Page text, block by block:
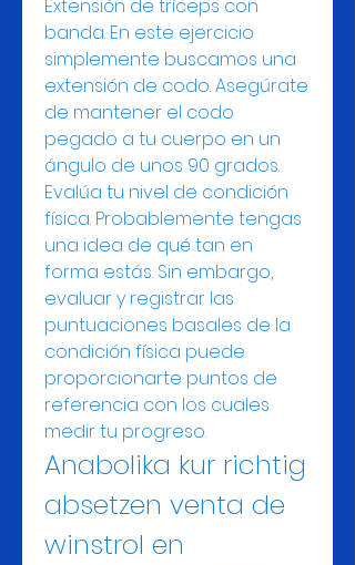
Extensión de tríceps con
banda. En este ejercicio
simplemente buscamos una
extensión de codo. Asegúrate
de mantener el codo
pegado a tu cuerpo en un
ángulo de unos 90 grados.
Evalúa tu nivel de condición
física. Probablemente tengas
una idea de qué tan en
forma estás. Sin embargo,
evaluar y registrar las
puntuaciones basales de la
condición física puede
proporcionarte puntos de
referencia con los cuales
medir tu progreso.
Anabolika kur richtig
absetzen venta de
winstrol en